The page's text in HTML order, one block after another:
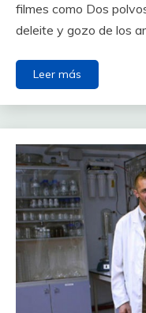
filmes como Dos
deleite y gozo de los
Leer más